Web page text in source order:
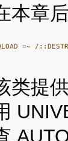
本章
=~ /
类提